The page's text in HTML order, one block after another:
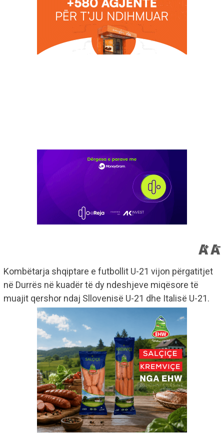
Kombëtarja shqiptare e futbollit U-21 vijon përgatitjet
në Durrës në kuadër të dy ndeshjeve miqësore të
muajit qershor ndaj Sllovenisë U-21 dhe Italisë U-21.